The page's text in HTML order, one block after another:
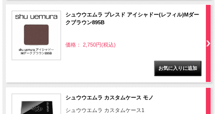
シュウウエムラ プレスド アイシャドー(レフィル)Mダー
クブラウン895B
価格： 2,750円(税込)
シュウウエムラ カスタムケース モノ
シュウウエムラ カスタムケース1